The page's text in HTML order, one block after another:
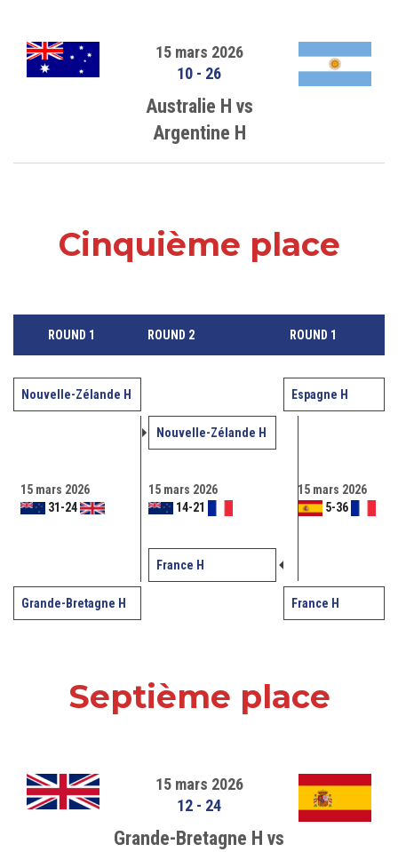
15 mars 2026
10 - 26
Australie H vs
Argentine H
Cinquième place
ROUND 1 ROUND 2 ROUND 1
Nouvelle-Zélande H Espagne H
15 mars 2026
31-24
Nouvelle-Zélande H
15 mars 2026
5-36
15 mars 2026
14-21
France H
Grande-Bretagne H France H
Septième place
15 mars 2026
12 - 24
Grande-Bretagne H vs